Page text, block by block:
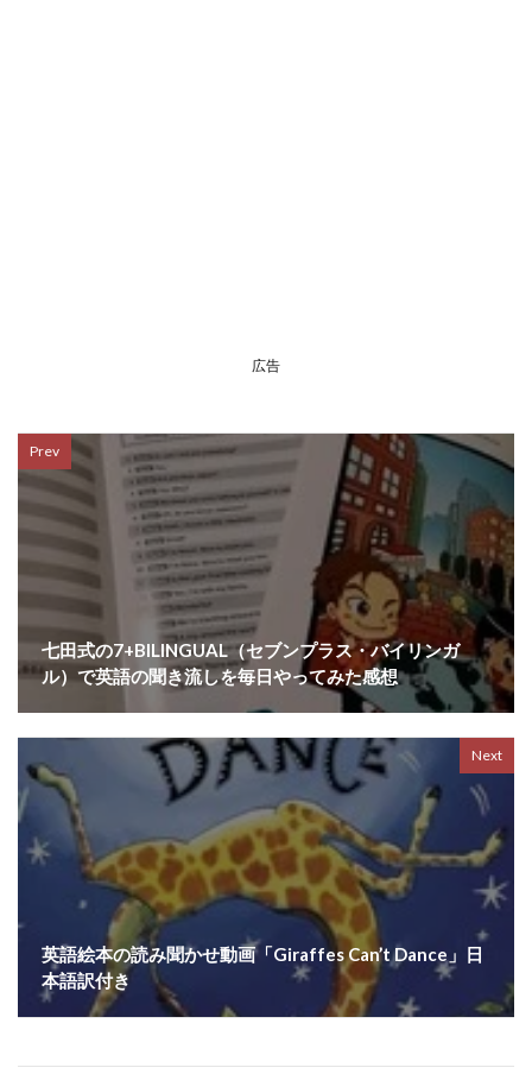
広告
Prev
七田式の7+BILINGUAL（セブンプラス・バイリンガ
ル）で英語の聞き流しを毎日やってみた感想
Next
英語絵本の読み聞かせ動画「Giraffes Can’t Dance」日
本語訳付き